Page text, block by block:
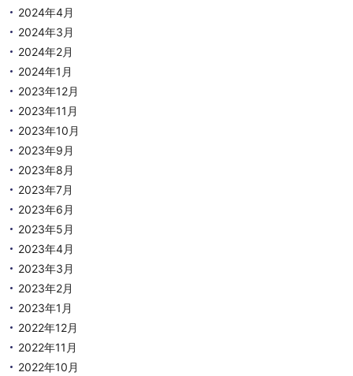
2024年4月
2024年3月
2024年2月
2024年1月
2023年12月
2023年11月
2023年10月
2023年9月
2023年8月
2023年7月
2023年6月
2023年5月
2023年4月
2023年3月
2023年2月
2023年1月
2022年12月
2022年11月
2022年10月